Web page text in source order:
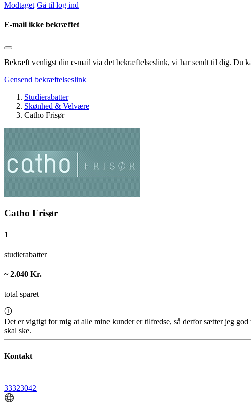
Modtaget Gå til log ind
E-mail ikke bekræftet
Bekræft venligst din e-mail via det bekræftelseslink, vi har sendt til dig. Du
Gensend bekræftelseslink
Studierabatter
Skønhed & Velvære
Catho Frisør
Catho Frisør
1
studierabatter
~ 2.040 Kr.
total sparet
Det er vigtigt for mig at alle mine kunder er tilfredse, så derfor sætter jeg
skal ske.
Kontakt
33323042